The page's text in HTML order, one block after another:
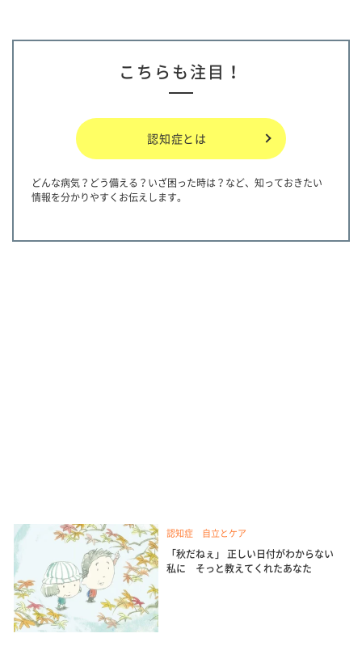
こちらも注目！
認知症とは
どんな病気？どう備える？いざ困った時は？など、知っておきたい
情報を分かりやすくお伝えします。
認知症 自立とケア
「秋だねぇ」 正しい日付がわからない
私に そっと教えてくれたあなた